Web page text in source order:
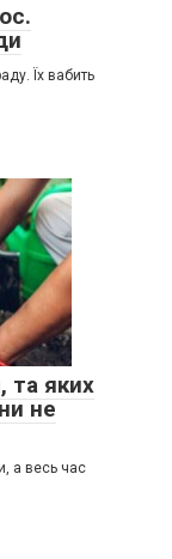
Їх вабить
та яких
не
а весь час